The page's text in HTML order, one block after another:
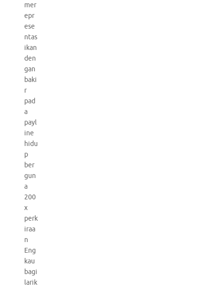
mer
epr
ese
ntas
ikan
den
gan
baki
r
pad
a
payl
ine
hidu
p
ber
gun
a
200
x
perk
iraa
n
Eng
kau
bagi
larik